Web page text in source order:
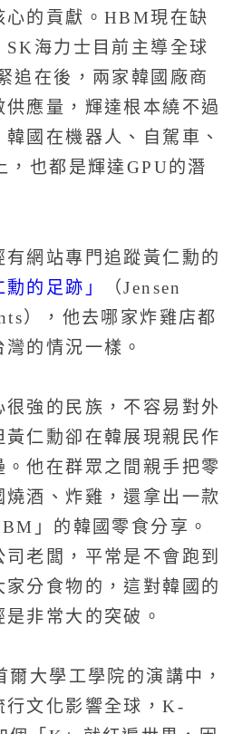
心的貢獻。HBM現在缺
SK海力士目前主導全球
追在後，兩家韓國廠商
應量，輝達根本繞不過
國在機器人、自駕車、
，也都是輝達GPU的潛
網站專門追蹤黃仁勳的
勳的足跡」
（Jensen
），他去哪家炸雞店都
的情況一樣。
強的民族，不容易對外
黃仁勳卻在韓展現親民作
。他在群眾之間親手把零
酒、炸雞，還拿出一款
」的韓國零食分享。
老闆，平常是不會跑到
分食物的，這對韓國的
非常大的突破。
大學工學院的演講中，
行文化影響全球，K-